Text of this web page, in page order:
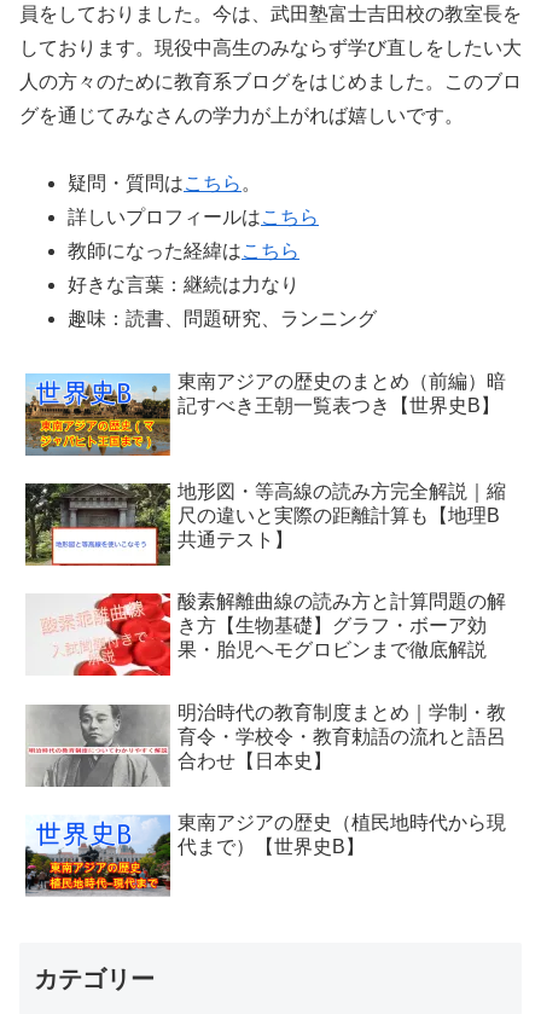
員をしておりました。今は、武田塾富士吉田校の教室長を
しております。現役中高生のみならず学び直しをしたい大
人の方々のために教育系ブログをはじめました。このブロ
グを通じてみなさんの学力が上がれば嬉しいです。
疑問・質問はこちら 。
詳しいプロフィールはこちら
教師になった経緯はこちら
好きな言葉：継続は力なり
趣味：読書、問題研究、ランニング
東南アジアの歴史のまとめ（前編）暗
記すべき王朝一覧表つき【世界史B】
地形図・等高線の読み方完全解説｜縮
尺の違いと実際の距離計算も【地理B
共通テスト】
酸素解離曲線の読み方と計算問題の解
き方【生物基礎】グラフ・ボーア効
果・胎児ヘモグロビンまで徹底解説
明治時代の教育制度まとめ｜学制・教
育令・学校令・教育勅語の流れと語呂
合わせ【日本史】
東南アジアの歴史（植民地時代から現
代まで）【世界史B】
カテゴリー